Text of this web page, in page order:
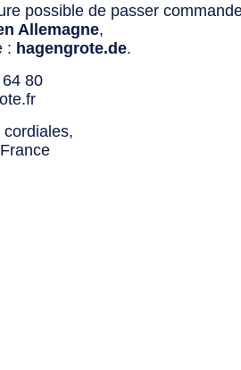
possible de passer
Allemagne,
: hagengrote.de.
80